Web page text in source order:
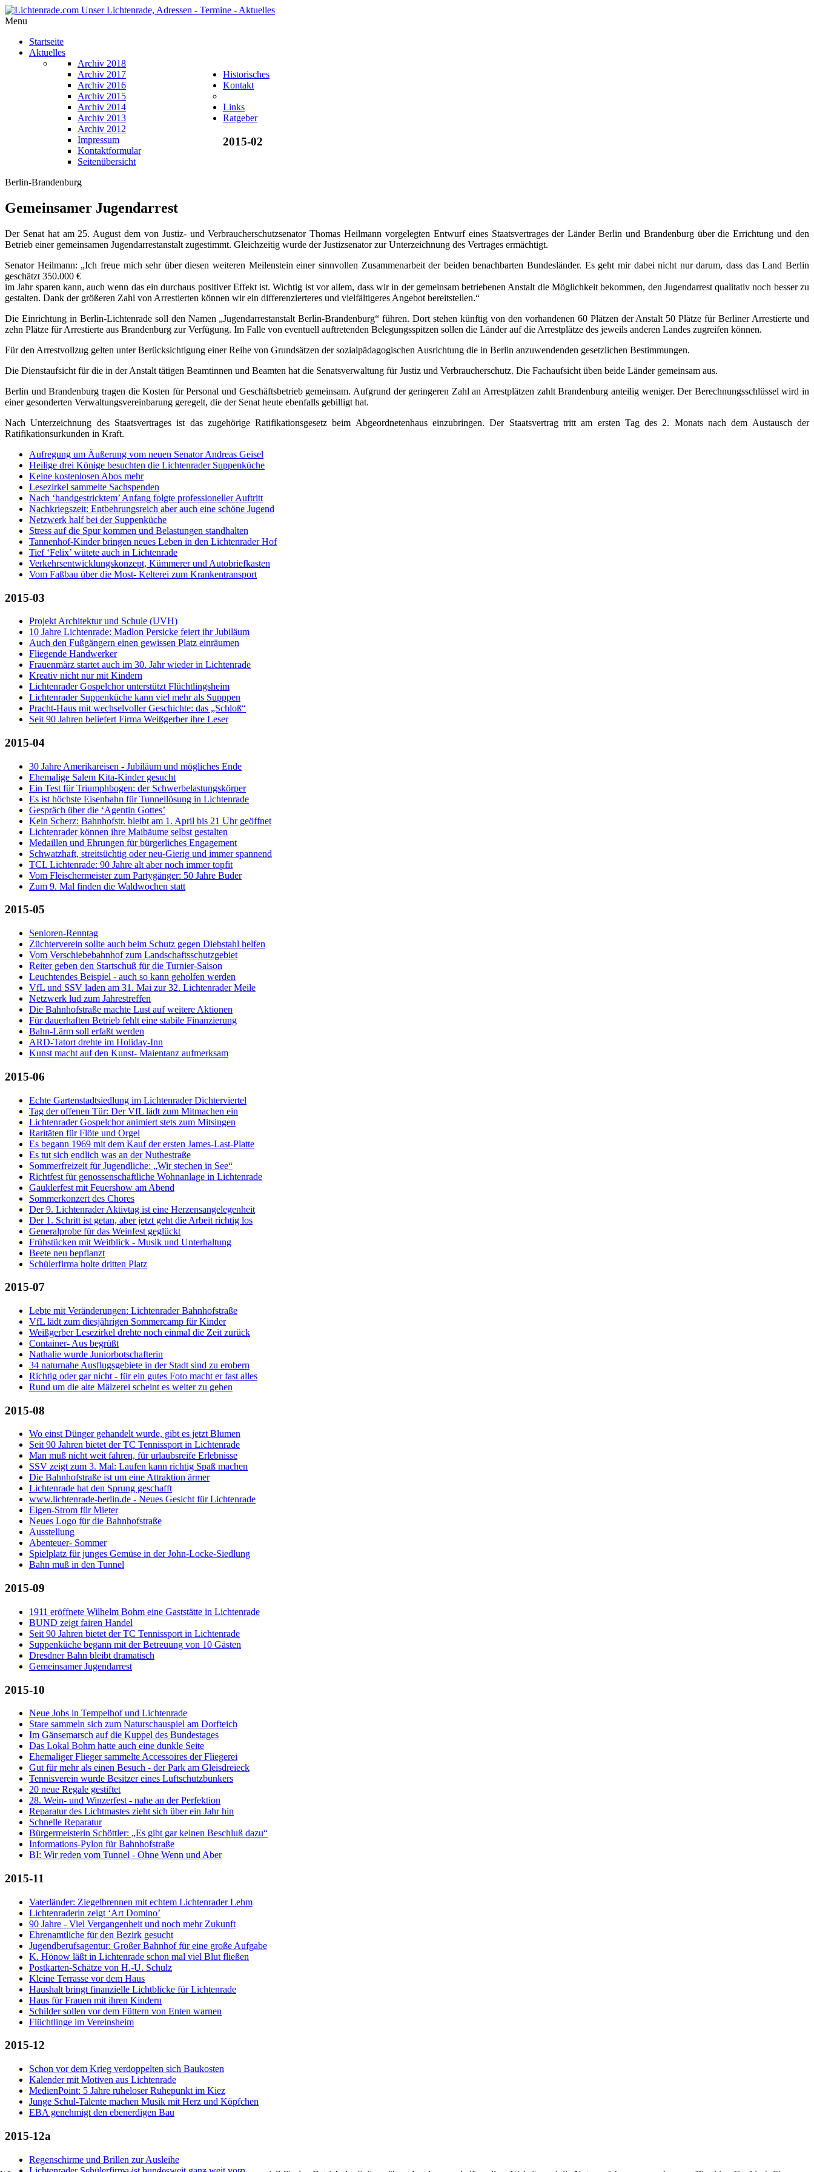
Menu
Startseite
Aktuelles
Archiv 2018
Archiv 2017
Archiv 2016
Archiv 2015
Archiv 2014
Archiv 2013
Archiv 2012
Historisches
Kontakt
Impressum
Kontaktformular
Seitenübersicht
Links
Ratgeber
Berlin-Brandenburg
Gemeinsamer Jugendarrest
Der Senat hat am 25. August dem von Justiz- und Verbraucherschutzsenator Thomas Heilmann vorgelegten Entwurf eines Staatsvertrages der Länder Berlin und Brandenburg über die Errichtung und den
Betrieb einer gemeinsamen Jugendarrestanstalt zugestimmt. Gleichzeitig wurde der Justizsenator zur Unterzeichnung des Vertrages ermächtigt.
Senator Heilmann: „Ich freue mich sehr über diesen weiteren Meilenstein einer sinnvollen Zusammenarbeit der beiden benachbarten Bundesländer. Es geht mir dabei nicht nur darum, dass das Land Berlin
geschätzt 350.000 €
im Jahr sparen kann, auch wenn das ein durchaus positiver Effekt ist. Wichtig ist vor allem, dass wir in der gemeinsam betriebenen Anstalt die Möglichkeit bekommen, den Jugendarrest qualitativ noch besser zu
gestalten. Dank der größeren Zahl von Arrestierten können wir ein differenzierteres und vielfältigeres Angebot bereitstellen.“
Die Einrichtung in Berlin-Lichtenrade soll den Namen „Jugendarrestanstalt Berlin-Brandenburg“ führen. Dort stehen künftig von den vorhandenen 60 Plätzen der Anstalt 50 Plätze für Berliner Arrestierte und
zehn Plätze für Arrestierte aus Brandenburg zur Verfügung. Im Falle von eventuell auftretenden Belegungsspitzen sollen die Länder auf die Arrestplätze des jeweils anderen Landes zugreifen können.
Für den Arrestvollzug gelten unter Berücksichtigung einer Reihe von Grundsätzen der sozialpädagogischen Ausrichtung die in Berlin anzuwendenden gesetzlichen Bestimmungen.
Die Dienstaufsicht für die in der Anstalt tätigen Beamtinnen und Beamten hat die Senatsverwaltung für Justiz und Verbraucherschutz. Die Fachaufsicht üben beide Länder gemeinsam aus.
Berlin und Brandenburg tragen die Kosten für Personal und Geschäftsbetrieb gemeinsam. Aufgrund der geringeren Zahl an Arrestplätzen zahlt Brandenburg anteilig weniger. Der Berechnungsschlüssel wird in
einer gesonderten Verwaltungsvereinbarung geregelt, die der Senat heute ebenfalls gebilligt hat.
Nach Unterzeichnung des Staatsvertrages ist das zugehörige Ratifikationsgesetz beim Abgeordnetenhaus einzubringen. Der Staatsvertrag tritt am ersten Tag des 2. Monats nach dem Austausch der
Ratifikationsurkunden in Kraft.
2015-02
Aufregung um Äußerung vom neuen Senator Andreas Geisel
Heilige drei Könige besuchten die Lichtenrader Suppenküche
Keine kostenlosen Abos mehr
Lesezirkel sammelte Sachspenden
Nach ‘handgestricktem’ Anfang folgte professioneller Auftritt
Nachkriegszeit: Entbehrungsreich aber auch eine schöne Jugend
Netzwerk half bei der Suppenküche
Stress auf die Spur kommen und Belastungen standhalten
Tannenhof-Kinder bringen neues Leben in den Lichtenrader Hof
Tief ‘Felix’ wütete auch in Lichtenrade
Verkehrsentwicklungskonzept, Kümmerer und Autobriefkasten
Vom Faßbau über die Most- Kelterei zum Krankentransport
2015-03
Projekt Architektur und Schule (UVH)
10 Jahre Lichtenrade: Madlon Persicke feiert ihr Jubiläum
Auch den Fußgängern einen gewissen Platz einräumen
Fliegende Handwerker
Frauenmärz startet auch im 30. Jahr wieder in Lichtenrade
Kreativ nicht nur mit Kindern
Lichtenrader Gospelchor unterstützt Flüchtlingsheim
Lichtenrader Suppenküche kann viel mehr als Supppen
Pracht-Haus mit wechselvoller Geschichte: das „Schloß“
Seit 90 Jahren beliefert Firma Weißgerber ihre Leser
2015-04
30 Jahre Amerikareisen - Jubiläum und mögliches Ende
Ehemalige Salem Kita-Kinder gesucht
Ein Test für Triumphbogen: der Schwerbelastungskörper
Es ist höchste Eisenbahn für Tunnellösung in Lichtenrade
Gespräch über die ‘Agentin Gottes’
Kein Scherz: Bahnhofstr. bleibt am 1. April bis 21 Uhr geöffnet
Lichtenrader können ihre Maibäume selbst gestalten
Medaillen und Ehrungen für bürgerliches Engagement
Schwatzhaft, streitsüchtig oder neu-Gierig und immer spannend
TCL Lichtenrade: 90 Jahre alt aber noch immer topfit
Vom Fleischermeister zum Partygänger: 50 Jahre Buder
Zum 9. Mal finden die Waldwochen statt
2015-05
Senioren-Renntag
Züchterverein sollte auch beim Schutz gegen Diebstahl helfen
Vom Verschiebebahnhof zum Landschaftsschutzgebiet
Reiter geben den Startschuß für die Turnier-Saison
Leuchtendes Beispiel - auch so kann geholfen werden
VfL und SSV laden am 31. Mai zur 32. Lichtenrader Meile
Netzwerk lud zum Jahrestreffen
Die Bahnhofstraße machte Lust auf weitere Aktionen
Für dauerhaften Betrieb fehlt eine stabile Finanzierung
Bahn-Lärm soll erfaßt werden
ARD-Tatort drehte im Holiday-Inn
Kunst macht auf den Kunst- Maientanz aufmerksam
2015-06
Echte Gartenstadtsiedlung im Lichtenrader Dichterviertel
Tag der offenen Tür: Der VfL lädt zum Mitmachen ein
Lichtenrader Gospelchor animiert stets zum Mitsingen
Raritäten für Flöte und Orgel
Es begann 1969 mit dem Kauf der ersten James-Last-Platte
Es tut sich endlich was an der Nuthestraße
Sommerfreizeit für Jugendliche: „Wir stechen in See“
Richtfest für genossenschaftliche Wohnanlage in Lichtenrade
Gauklerfest mit Feuershow am Abend
Sommerkonzert des Chores
Der 9. Lichtenrader Aktivtag ist eine Herzensangelegenheit
Der 1. Schritt ist getan, aber jetzt geht die Arbeit richtig los
Generalprobe für das Weinfest geglückt
Frühstücken mit Weitblick - Musik und Unterhaltung
Beete neu bepflanzt
Schülerfirma holte dritten Platz
2015-07
Lebte mit Veränderungen: Lichtenrader Bahnhofstraße
VfL lädt zum diesjährigen Sommercamp für Kinder
Weißgerber Lesezirkel drehte noch einmal die Zeit zurück
Container- Aus begrüßt
Nathalie wurde Juniorbotschafterin
34 naturnahe Ausflugsgebiete in der Stadt sind zu erobern
Richtig oder gar nicht - für ein gutes Foto macht er fast alles
Rund um die alte Mälzerei scheint es weiter zu gehen
2015-08
Wo einst Dünger gehandelt wurde, gibt es jetzt Blumen
Seit 90 Jahren bietet der TC Tennissport in Lichtenrade
Man muß nicht weit fahren, für urlaubsreife Erlebnisse
SSV zeigt zum 3. Mal: Laufen kann richtig Spaß machen
Die Bahnhofstraße ist um eine Attraktion ärmer
Lichtenrade hat den Sprung geschafft
www.lichtenrade-berlin.de - Neues Gesicht für Lichtenrade
Eigen-Strom für Mieter
Neues Logo für die Bahnhofstraße
Ausstellung
Abenteuer- Sommer
Spielplatz für junges Gemüse in der John-Locke-Siedlung
Bahn muß in den Tunnel
2015-09
1911 eröffnete Wilhelm Bohm eine Gaststätte in Lichtenrade
BUND zeigt fairen Handel
Seit 90 Jahren bietet der TC Tennissport in Lichtenrade
Suppenküche begann mit der Betreuung von 10 Gästen
Dresdner Bahn bleibt dramatisch
Gemeinsamer Jugendarrest
2015-10
Neue Jobs in Tempelhof und Lichtenrade
Stare sammeln sich zum Naturschauspiel am Dorfteich
Im Gänsemarsch auf die Kuppel des Bundestages
Das Lokal Bohm hatte auch eine dunkle Seite
Ehemaliger Flieger sammelte Accessoires der Fliegerei
Gut für mehr als einen Besuch - der Park am Gleisdreieck
Tennisverein wurde Besitzer eines Luftschutzbunkers
20 neue Regale gestiftet
28. Wein- und Winzerfest - nahe an der Perfektion
Reparatur des Lichtmastes zieht sich über ein Jahr hin
Schnelle Reparatur
Bürgermeisterin Schöttler: „Es gibt gar keinen Beschluß dazu“
Informations-Pylon für Bahnhofstraße
BI: Wir reden vom Tunnel - Ohne Wenn und Aber
2015-11
Vaterländer: Ziegelbrennen mit echtem Lichtenrader Lehm
Lichtenraderin zeigt ‘Art Domino’
90 Jahre - Viel Vergangenheit und noch mehr Zukunft
Ehrenamtliche für den Bezirk gesucht
Jugendberufsagentur: Großer Bahnhof für eine große Aufgabe
K. Hönow läßt in Lichtenrade schon mal viel Blut fließen
Postkarten-Schätze von H.-U. Schulz
Kleine Terrasse vor dem Haus
Haushalt bringt finanzielle Lichtblicke für Lichtenrade
Haus für Frauen mit ihren Kindern
Schilder sollen vor dem Füttern von Enten warnen
Flüchtlinge im Vereinsheim
2015-12
Schon vor dem Krieg verdoppelten sich Baukosten
Kalender mit Motiven aus Lichtenrade
MedienPoint: 5 Jahre ruheloser Ruhepunkt im Kiez
Junge Schul-Talente machen Musik mit Herz und Köpfchen
EBA genehmigt den ebenerdigen Bau
2015-12a
Regenschirme und Brillen zur Ausleihe